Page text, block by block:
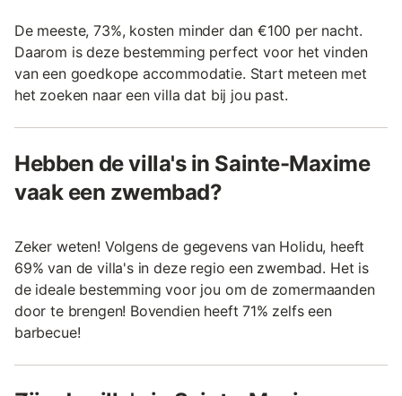
De meeste, 73%, kosten minder dan €100 per nacht.
Daarom is deze bestemming perfect voor het vinden
van een goedkope accommodatie. Start meteen met
het zoeken naar een villa dat bij jou past.
Hebben de villa's in Sainte-Maxime
vaak een zwembad?
Zeker weten! Volgens de gegevens van Holidu, heeft
69% van de villa's in deze regio een zwembad. Het is
de ideale bestemming voor jou om de zomermaanden
door te brengen! Bovendien heeft 71% zelfs een
barbecue!